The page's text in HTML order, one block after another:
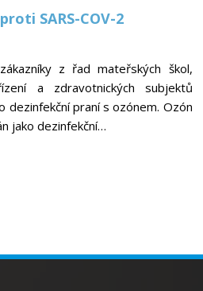
SARS-COV-2
z řad mateřských škol,
a zdravotnických subjektů
dezinfekční praní s ozónem. Ozón
jako dezinfekční…